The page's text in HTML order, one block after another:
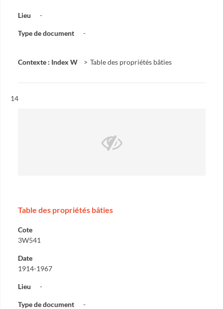
Lieu -
Type de document -
Contexte : Index W Table des propriétés bâties
Résultat n°
14
Table des propriétés bâties
Cote
3W541
Date
1914-1967
Lieu -
Type de document -